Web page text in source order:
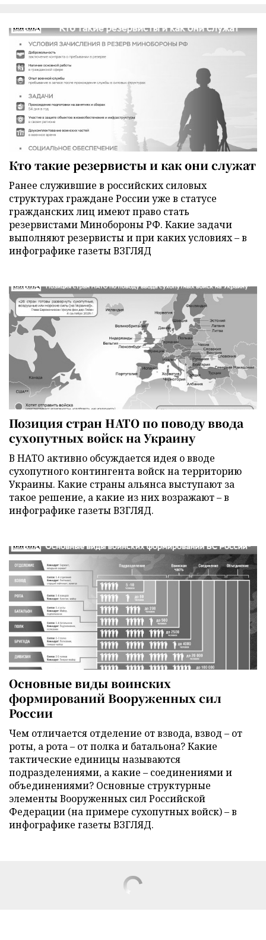
Кто такие резервисты и как они служат
Ранее служившие в российских силовых
структурах граждане России уже в статусе
гражданских лиц имеют право стать
резервистами Минобороны РФ. Какие задачи
выполняют резервисты и при каких условиях – в
инфографике газеты ВЗГЛЯД
Позиция стран НАТО по поводу ввода
сухопутных войск на Украину
В НАТО активно обсуждается идея о вводе
сухопутного контингента войск на территорию
Украины. Какие страны альянса выступают за
такое решение, а какие из них возражают – в
инфографике газеты ВЗГЛЯД.
Основные виды воинских
формирований Вооруженных сил
России
Чем отличается отделение от взвода, взвод – от
роты, а рота – от полка и батальона? Какие
тактические единицы называются
подразделениями, а какие – соединениями и
объединениями? Основные структурные
элементы Вооруженных сил Российской
Федерации (на примере сухопутных войск) – в
инфографике газеты ВЗГЛЯД.